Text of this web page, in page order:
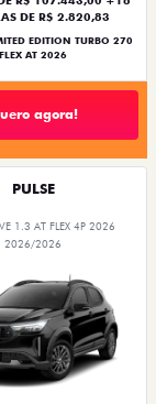
DE R$ 2.820,83
EDITION TURBO 270
FLEX AT 2026
agora!
PULSE
1.3 AT FLEX 4P 2026
2026/2026